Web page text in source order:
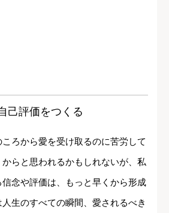
己評価をつくる
ろから愛を受け取るのに苦労して
らと思われるかもしれないが、私
念や評価は、もっと早くから形成
生のすべての瞬間、愛されるべき